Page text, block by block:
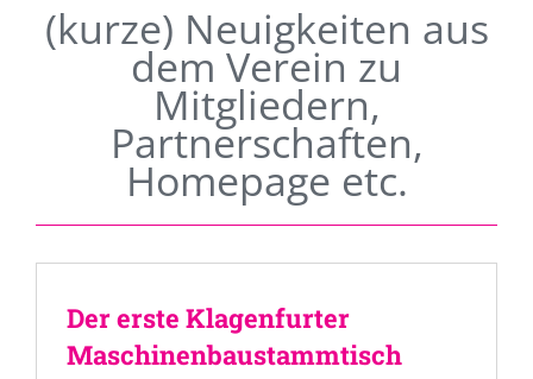
(kurze) Neuigkeiten aus
dem Verein zu
Mitgliedern,
Partnerschaften,
Homepage etc.
Der erste Klagenfurter
Maschinenbaustammtisch